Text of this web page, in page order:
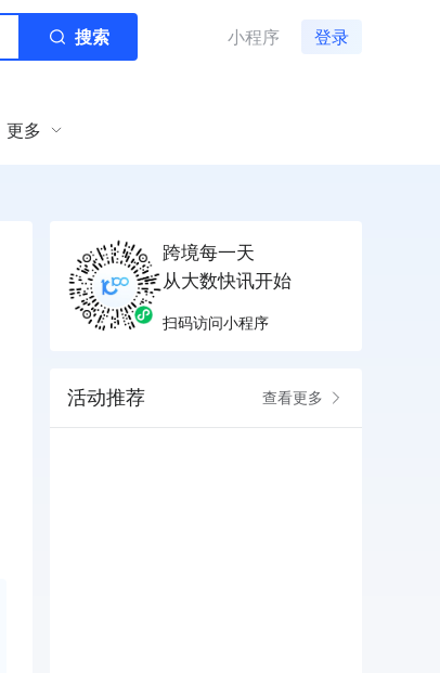
搜索 小程序 登录
更多
跨境每一天
从大数快讯开始
扫码访问小程序
活动推荐 查看更多